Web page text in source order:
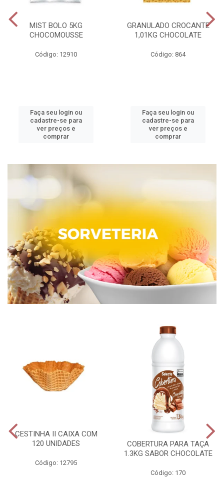
MIST BOLO 5KG
CHOCOMOUSSE
Código: 12910
Faça seu login ou
cadastre-se para
ver preços e
comprar
GRANULADO CROCANTE
1,01KG CHOCOLATE
Código: 864
Faça seu login ou
cadastre-se para
ver preços e
comprar
CESTINHA II CAIXA COM
120 UNIDADES
Código: 12795
COBERTURA PARA TAÇA
1.3KG SABOR CHOCOLATE
Código: 170